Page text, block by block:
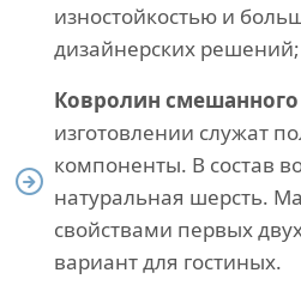
изностойкостью и
дизайнерских решений;
Ковролин смешанного
изготовлении служат
компоненты. В состав
натуральная шерсть.
свойствами первых
вариант для гостиных.